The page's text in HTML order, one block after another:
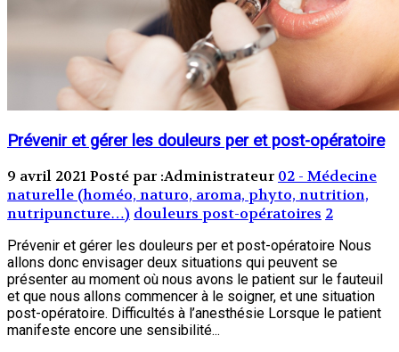
Prévenir et gérer les douleurs per et post-opératoire
9 avril 2021Posté par :Administrateur 02 - Médecine
naturelle (homéo, naturo, aroma, phyto, nutrition,
nutripuncture…) douleurs post-opératoires 2
Prévenir et gérer les douleurs per et post-opératoire Nous
allons donc envisager deux situations qui peuvent se
présenter au moment où nous avons le patient sur le fauteuil
et que nous allons commencer à le soigner, et une situation
post-opératoire. Difficultés à l’anesthésie Lorsque le patient
manifeste encore une sensibilité...